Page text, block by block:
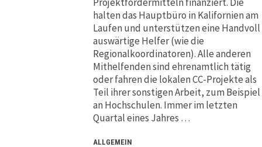
halten das Hauptbüro in Kalifornien am
Laufen und unterstützen eine Handvoll
auswärtige Helfer (wie die
Regionalkoordinatoren). Alle anderen
Mithelfenden sind ehrenamtlich tätig
oder fahren die lokalen CC-Projekte als
Teil ihrer sonstigen Arbeit, zum Beispiel
an Hochschulen. Immer im letzten
Quartal eines Jahres …
ALLGEMEIN